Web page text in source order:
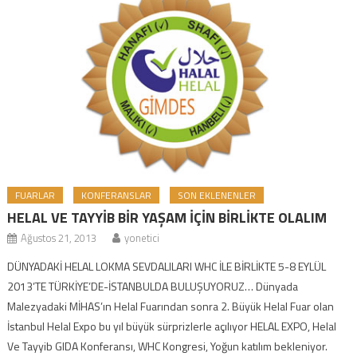
FUARLAR KONFERANSLAR SON EKLENENLER
HELAL VE TAYYİB BİR YAŞAM İÇİN BİRLİKTE OLALIM
Ağustos 21, 2013 yonetici
DÜNYADAKİ HELAL LOKMA SEVDALILARI WHC İLE BİRLİKTE 5-8 EYLÜL
2013’TE TÜRKİYE’DE-İSTANBULDA BULUŞUYORUZ… Dünyada
Malezyadaki MİHAS’ın Helal Fuarından sonra 2. Büyük Helal Fuar olan
İstanbul Helal Expo bu yıl büyük sürprizlerle açılıyor HELAL EXPO, Helal
Ve Tayyib GIDA Konferansı, WHC Kongresi, Yoğun katılım bekleniyor.